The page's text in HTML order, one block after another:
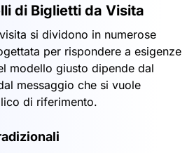
di Biglietti da Visita
si dividono in numerose
per rispondere a esigenze
modello giusto dipende dal
messaggio che si vuole
di riferimento.